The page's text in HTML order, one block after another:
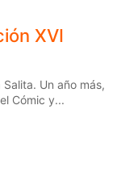
XVI
Un año más,
Cómic y...